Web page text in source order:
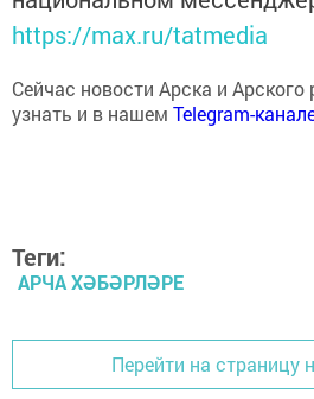
https://max.ru/tatmedia
узнать и в нашемTelegram-
АРЧА ХӘБӘРЛӘРЕ
Перейти на страницу